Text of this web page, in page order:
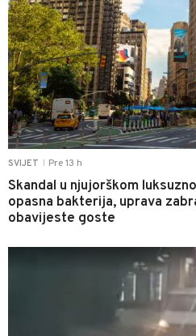
SVIJET Pre 13 h
Skandal u njujorškom
opasna bakterija, uprava
obavijeste goste